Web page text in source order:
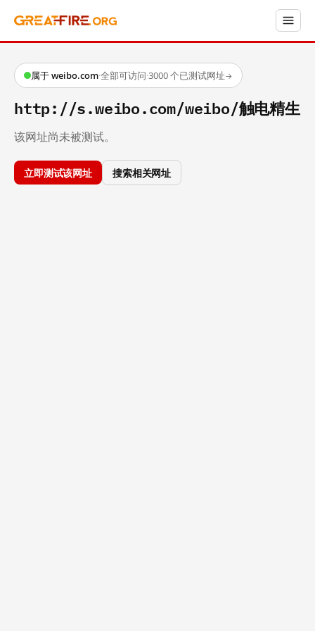
属于 weibo.com·全部可访问·3000 个已测试网址→
http://s.weibo.com/weibo/触电精生
该网址尚未被测试。
立即测试该网址 搜索相关网址